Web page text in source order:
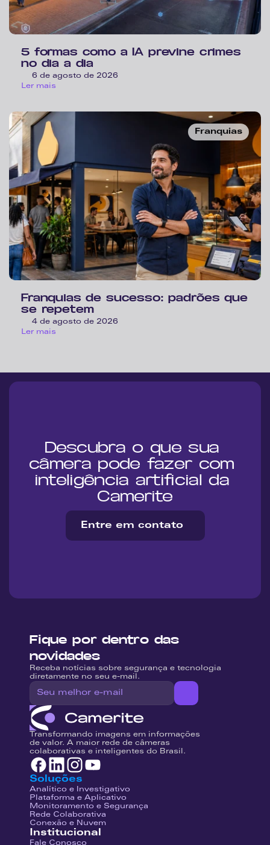
5 formas como a IA previne crimes
no dia a dia
6 de agosto de 2026
Ler mais
Franquias
Franquias de sucesso: padrões que
se repetem
4 de agosto de 2026
Ler mais
Descubra o que sua
câmera pode fazer com
inteligência artificial da
Camerite
Entre em contato
Fique por dentro das
novidades
Receba notícias sobre segurança e tecnologia
diretamente no seu e-mail.
Transformando imagens em informações
de valor. A maior rede de câmeras
colaborativas e inteligentes do Brasil.
Soluções
Analítico e Investigativo
Plataforma e Aplicativo
Monitoramento e Segurança
Rede Colaborativa
Conexão e Nuvem
Institucional
Fale Conosco